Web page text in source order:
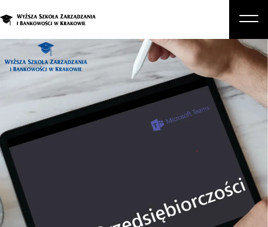
O nas
Studia
Studia podyplomowe i kursy
Kandydat
Student
Biznes
Zapisz się na studia